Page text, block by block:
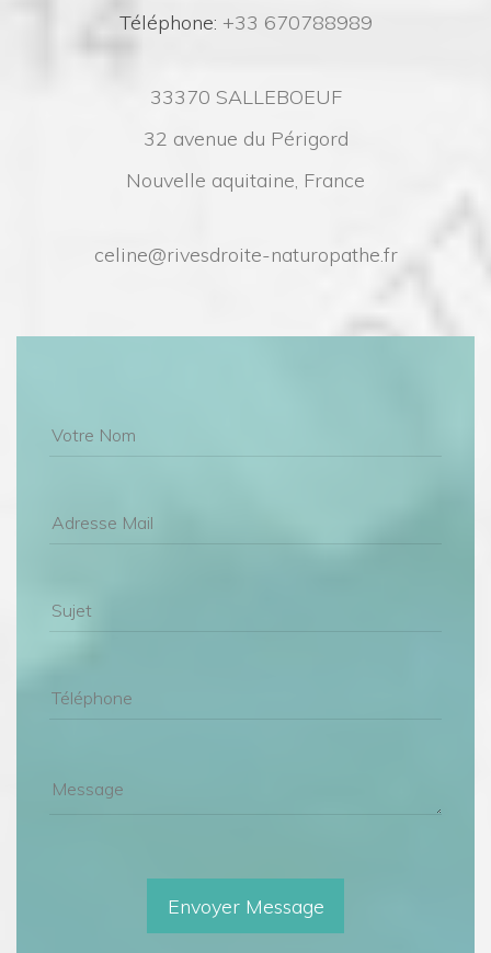
Téléphone: +33 670788989
33370 SALLEBOEUF
32 avenue du Périgord
Nouvelle aquitaine, France
celine@rivesdroite-naturopathe.fr